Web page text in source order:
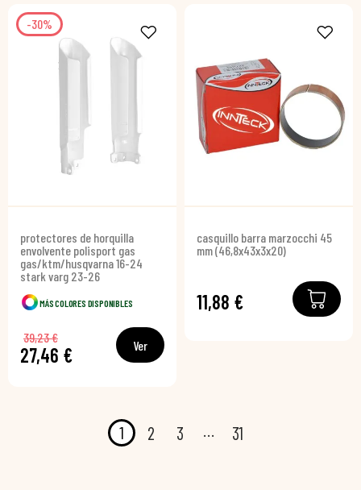
-30%
protectores de horquilla
envolvente polisport gas
gas/ktm/husqvarna 16-24
stark varg 23-26
MÁS COLORES DISPONIBLES
27,46 €
39,23 € Ver
casquillo barra marzocchi 45
mm (46,8x43x3x20)
11,88 €
1 2 3 31